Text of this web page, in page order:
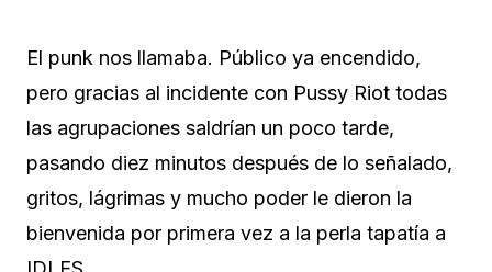
El punk nos llamaba. Público ya encendido,
pero gracias al incidente con Pussy Riot todas
las agrupaciones saldrían un poco tarde,
pasando diez minutos después de lo señalado,
gritos, lágrimas y mucho poder le dieron la
bienvenida por primera vez a la perla tapatía a